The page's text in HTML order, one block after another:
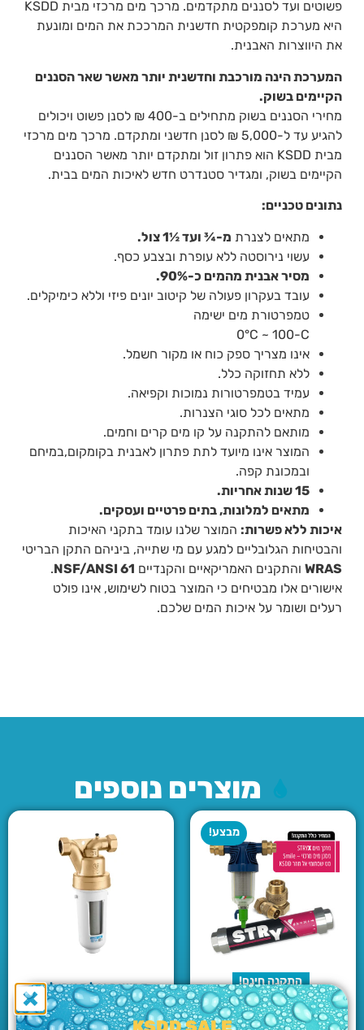
פשוטים ועד לסננים מתקדמים. מרכך מים מרכזי מבית KSDD
היא מערכת קומפקטית חדשנית המרככת את המים ומונעת
את היווצרות האבנית.
המערכת הינה מורכבת וחדשנית יותר מאשר שאר הסננים
הקיימים בשוק.
מחירי הסננים בשוק מתחילים ב-400 ₪ לסנן פשוט ויכולים
להגיע עד ל-5,000 ₪ לסנן חדשני ומתקדם. מרכך מים מרכזי
מבית KSDD הוא פתרון זול ומתקדם יותר מאשר הסננים
הקיימים בשוק, ומגדיר סטנדרט חדש לאיכות המים בבית.
נתונים טכניים:
מתאים לצנרת מ-¾ ועד ½1 צול.
עשוי נירוסטה ללא עופרת ובצבע כסף.
מסיר אבנית מהמים כ-90%.
עובד בעקרון פעולה של קיטוב יונים פיזי וללא כימיקלים.
טמפרטורת מים ישימה
0°C ~ 100-C
אינו מצריך ספק כוח או מקור חשמל.
ללא תחזוקה כלל.
עמיד בטמפרטורות נמוכות וקפיאה.
מתאים לכל סוגי הצנרות.
מותאם להתקנה על קו מים קרים וחמים.
המוצר אינו מיועד לתת פתרון לאבנית בקומקום,במיחם
ובמכונת קפה.
15 שנות אחריות.
מתאים למלונות, בתים פרטיים ועסקים.
איכות ללא פשרות: המוצר שלנו עומד בתקני האיכות
והבטיחות הגלובליים למגע עם מי שתייה, ביניהם התקן הבריטי
WRASוהתקנים האמריקאיים והקנדיים NSF/ANSI 61
.
אישורים אלו מבטיחים כי המוצר בטוח לשימוש, אינו פולט
רעלים ושומר על איכות המים שלכם.
מוצרים נוספים
מבצע!
התקנה חינם!
Best Seller
חבילת X
מכשיר אלקטרוליטי
מגנטי נגד אבנית עם
סנן לכלוך Caleffi